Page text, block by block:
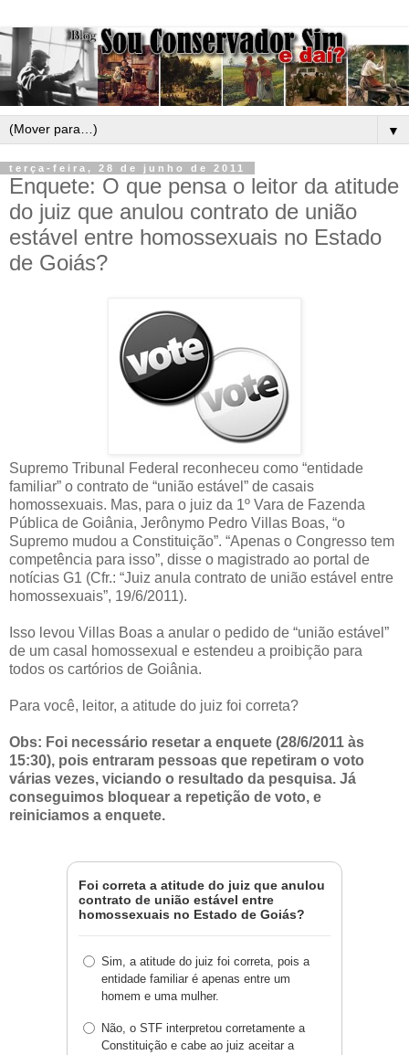
▼
terça-feira, 28 de junho de 2011
Enquete: O que pensa o leitor da atitude
do juiz que anulou contrato de união
estável entre homossexuais no Estado
de Goiás?
Supremo Tribunal Federal reconheceu como “entidade
familiar” o contrato de “união estável” de casais
homossexuais. Mas, para o juiz da 1º Vara de Fazenda
Pública de Goiânia, Jerônymo Pedro Villas Boas, “o
Supremo mudou a Constituição”. “Apenas o Congresso tem
competência para isso”, disse o magistrado ao portal de
notícias G1 (Cfr.: “Juiz anula contrato de união estável entre
homossexuais”, 19/6/2011).
Isso levou Villas Boas a anular o pedido de “união estável”
de um casal homossexual e estendeu a proibição para
todos os cartórios de Goiânia.
Para você, leitor, a atitude do juiz foi correta?
Obs: Foi necessário resetar a enquete (28/6/2011 às
15:30), pois entraram pessoas que repetiram o voto
várias vezes, viciando o resultado da pesquisa. Já
conseguimos bloquear a repetição de voto, e
reiniciamos a enquete.
Foi correta a atitude do juiz que anulou
contrato de união estável entre
homossexuais no Estado de Goiás?
Sim, a atitude do juiz foi correta, pois a
entidade familiar é apenas entre um
homem e uma mulher.
Não, o STF interpretou corretamente a
Constituição e cabe ao juiz aceitar a